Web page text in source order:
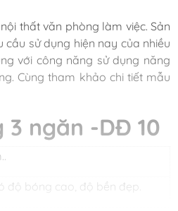
thất văn phòng làm việc. Sản
sử dụng hiện nay của nhiều
với công năng sử dụng năng
Cùng tham khảo chi tiết mẫu
ngăn -DĐ 10
độ bóng cao, độ bền đẹp.